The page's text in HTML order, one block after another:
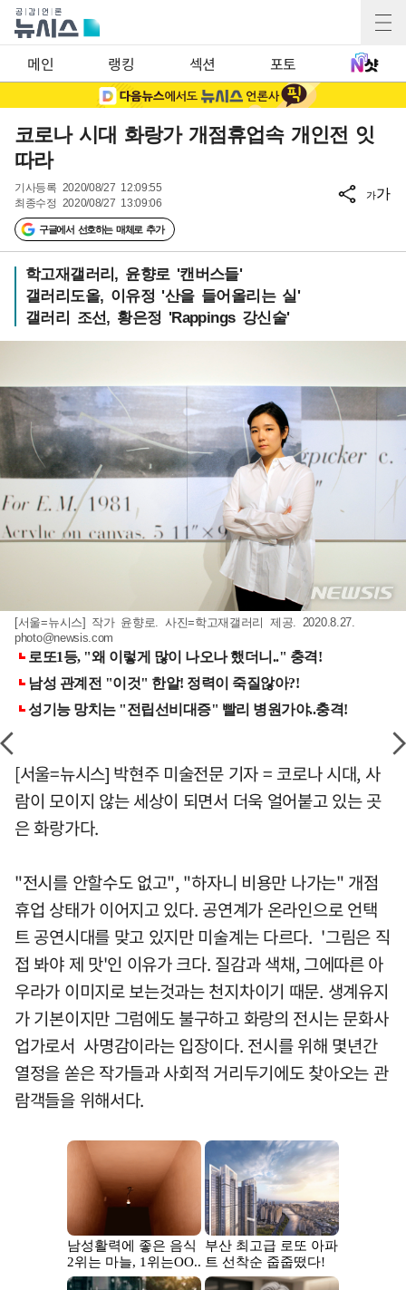
메인 랭킹 섹션 포토
코로나 시대 화랑가 개점휴업속 개인전 잇
따라
기사등록 2020/08/27 12:09:55
최종수정 2020/08/27 13:09:06
구글에서 선호하는 매체로 추가
가가
학고재갤러리, 윤향로 '캔버스들'
갤러리도올, 이유정 '산을 들어올리는 실'
갤러리 조선, 황은정 'Rappings 강신술'
[서울=뉴시스] 작가 윤향로. 사진=학고재갤러리 제공. 2020.8.27.
photo@newsis.com
[서울=뉴시스] 박현주 미술전문 기자 = 코로나 시대, 사
람이 모이지 않는 세상이 되면서 더욱 얼어붙고 있는 곳
은 화랑가다.
"전시를 안할수도 없고", "하자니 비용만 나가는" 개점
휴업 상태가 이어지고 있다. 공연계가 온라인으로 언택
트 공연시대를 맞고 있지만 미술계는 다르다. '그림은 직
접 봐야 제 맛'인 이유가 크다. 질감과 색채, 그에따른 아
우라가 이미지로 보는것과는 천지차이기 때문. 생계유지
가 기본이지만 그럼에도 불구하고 화랑의 전시는 문화사
업가로서 사명감이라는 입장이다. 전시를 위해 몇년간
열정을 쏟은 작가들과 사회적 거리두기에도 찾아오는 관
람객들을 위해서다.